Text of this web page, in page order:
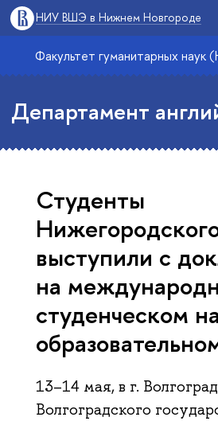
НИУ ВШЭ в Нижнем Новгороде
Факультет гуманитарных наук
Департамент
Студенты
выступили с
на
студенческом
13–14 мая, в г.
Волгоградского